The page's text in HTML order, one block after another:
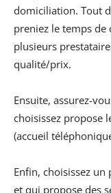
domiciliation. Tout
preniez le temps
plusieurs
qualité/prix.
Ensuite, assurez-
choisissez propose
(accueil
Enfin, choisissez
et qui propose des